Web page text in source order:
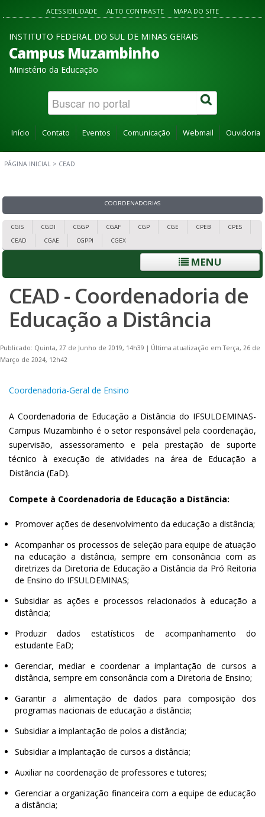
ACESSIBILIDADE ALTO CONTRASTE MAPA DO SITE
INSTITUTO FEDERAL DO SUL DE MINAS GERAIS
Campus Muzambinho
Ministério da Educação
Início Contato Eventos Comunicação Webmail Ouvidoria
PÁGINA INICIAL > CEAD
COORDENADORIAS
CGIS CGDI CGGP CGAF CGP CGE CPEB
CPES
CEAD
CGAE CGPPI CGEX
MENU
CEAD - Coordenadoria de
Educação a Distância
Publicado: Quinta, 27 de Junho de 2019, 14h39 | Última atualização em Terça, 26 de
Março de 2024, 12h42
Coordenadoria-Geral de Ensino
A Coordenadoria de Educação a Distância do IFSULDEMINAS-
Campus Muzambinho é o setor responsável pela coordenação,
supervisão, assessoramento e pela prestação de suporte
técnico à execução de atividades na área de Educação a
Distância (EaD).
Compete à Coordenadoria de Educação a Distância:
Promover ações de desenvolvimento da educação a distância;
Acompanhar os processos de seleção para equipe de atuação
na educação a distância, sempre em consonância com as
diretrizes da Diretoria de Educação a Distância da Pró Reitoria
de Ensino do IFSULDEMINAS;
Subsidiar as ações e processos relacionados à educação a
distância;
Produzir dados estatísticos de acompanhamento do
estudante EaD;
Gerenciar, mediar e coordenar a implantação de cursos a
distância, sempre em consonância com a Diretoria de Ensino;
Garantir a alimentação de dados para composição dos
programas nacionais de educação a distância;
Subsidiar a implantação de polos a distância;
Subsidiar a implantação de cursos a distância;
Auxiliar na coordenação de professores e tutores;
Gerenciar a organização financeira com a equipe de educação
a distância;